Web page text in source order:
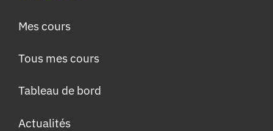
Mes cours
Tous mes cours
Tableau de bord
Actualités